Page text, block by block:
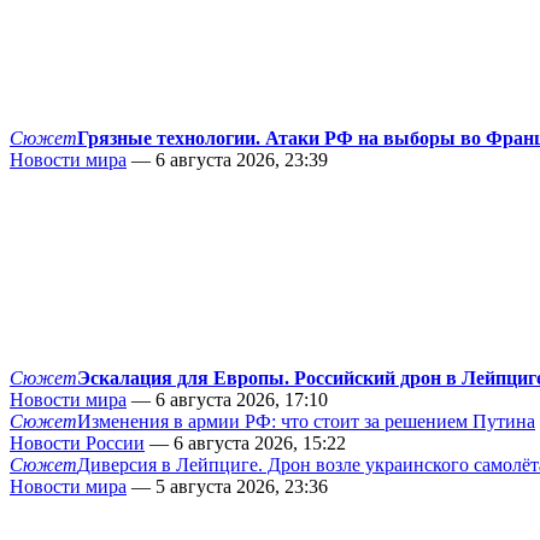
СюжетГрязные технологии. Атаки РФ на выборы во
Новости мира — 6 августа 2026, 23:39
СюжетЭскалация для Европы. Российский дрон в
Новости мира — 6 августа 2026, 17:10
СюжетИзменения в армии РФ: что стоит за решением Путина
Новости России — 6 августа 2026, 15:22
СюжетДиверсия в Лейпциге. Дрон возле украинского
Новости мира — 5 августа 2026, 23:36